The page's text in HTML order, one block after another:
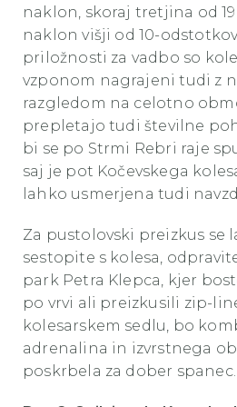
naklon, skoraj tretjina od
naklon višji od 10-
priložnosti za vadbo so
vzponom nagrajeni tudi z
razgledom na celotno
prepletajo tudi številne
bi se po Strmi Rebri raje
saj je pot Kočevskega
lahko usmerjena tudi
Za pustolovski preizkus se
sestopite s kolesa,
park Petra Klepca, kjer
po vrvi ali preizkusili zip-
kolesarskem sedlu, bo
adrenalina in izvrstnega
poskrbela za dober spanec.